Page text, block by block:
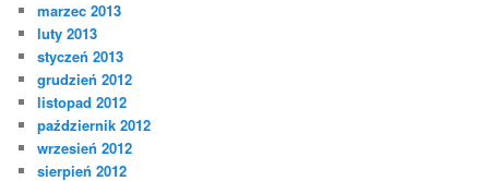
marzec 2013
luty 2013
styczeń 2013
grudzień 2012
listopad 2012
październik 2012
wrzesień 2012
sierpień 2012